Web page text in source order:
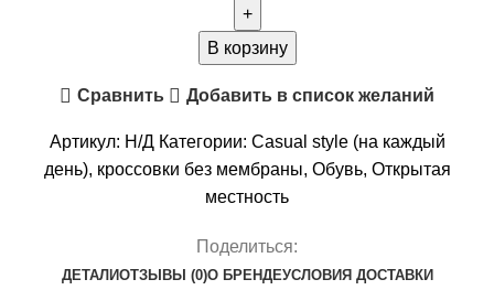
Grey
В корзину
Сравнить Добавить в список желаний
Артикул: Н/Д Категории: Casual style (на каждый
день), кроссовки без мембраны, Обувь, Открытая
местность
Поделиться:
ДЕТАЛИОТЗЫВЫ (0)О БРЕНДЕУСЛОВИЯ ДОСТАВКИ